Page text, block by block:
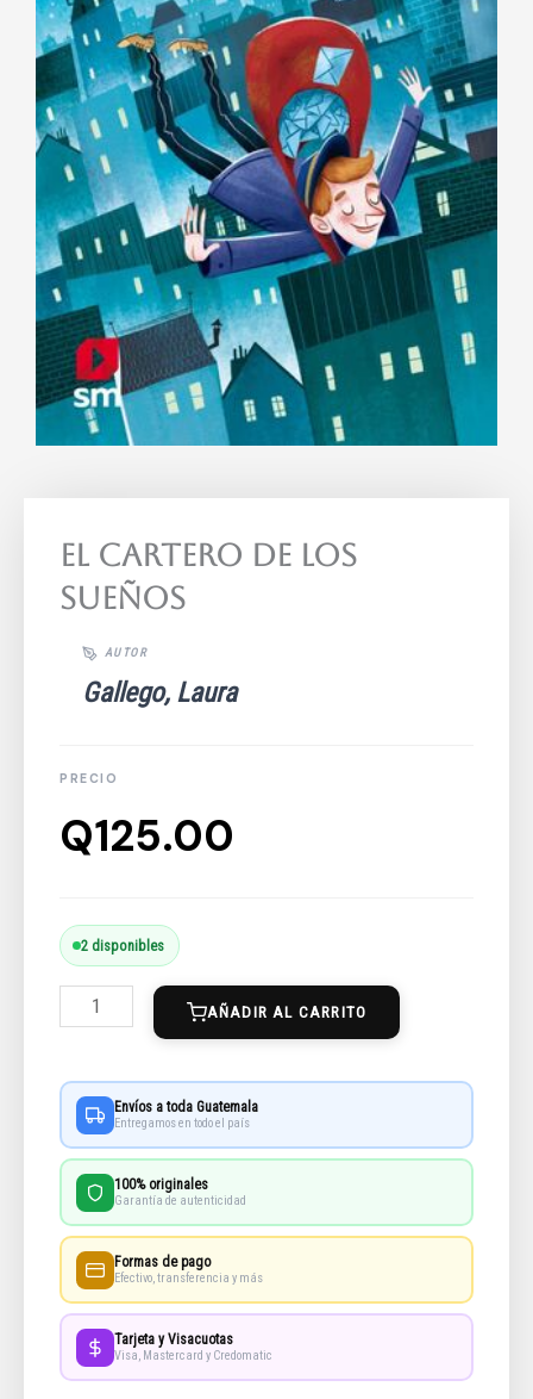
El Cartero De Los
Sueños
Gallego, Laura
Q125.00
2 disponibles
El
Sueños
cantidad
AÑADIR AL CARRITO
Envíos a toda Guatemala
Entregamos en todo el país
100% originales
Garantía de autenticidad
Formas de pago
Efectivo, transferencia y más
Tarjeta y Visacuotas
Visa, Mastercard y Credomatic